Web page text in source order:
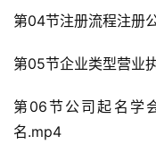
第04节注册流程注册
第05节企业类型营业
第06节公司起名学
名.mp4